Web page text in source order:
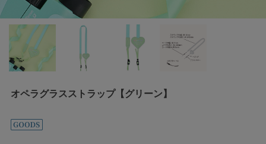
オペラグラスストラップ【グリーン】